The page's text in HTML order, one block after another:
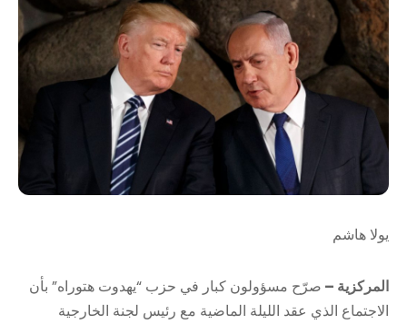
يولا هاشم
المركزية – صرّح مسؤولون كبار في حزب “يهدوت هتوراه” بأن
الاجتماع الذي عقد الليلة الماضية مع رئيس لجنة الخارجية